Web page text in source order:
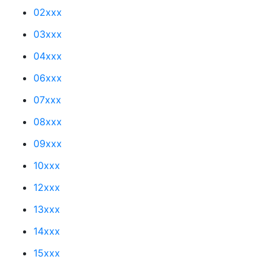
02xxx
03xxx
04xxx
06xxx
07xxx
08xxx
09xxx
10xxx
12xxx
13xxx
14xxx
15xxx